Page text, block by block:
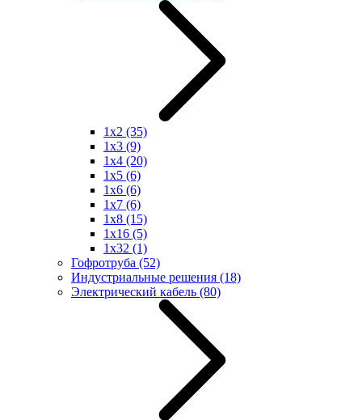
1x2 (35)
1x3 (9)
1x4 (20)
1x5 (6)
1x6 (6)
1x7 (6)
1x8 (15)
1x16 (5)
1x32 (1)
Гофротруба (52)
Индустриальные решения (18)
Электрический кабель (80)